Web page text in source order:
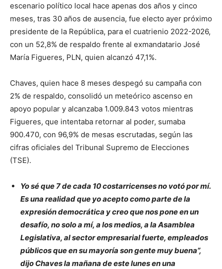
escenario político local hace apenas dos años y cinco
meses, tras 30 años de ausencia, fue electo ayer próximo
presidente de la República, para el cuatrienio 2022-2026,
con un 52,8% de respaldo frente al exmandatario José
María Figueres, PLN, quien alcanzó 47,1%.
Chaves, quien hace 8 meses despegó su campaña con
2% de respaldo, consolidó un meteórico ascenso en
apoyo popular y alcanzaba 1.009.843 votos mientras
Figueres, que intentaba retornar al poder, sumaba
900.470, con 96,9% de mesas escrutadas, según las
cifras oficiales del Tribunal Supremo de Elecciones
(TSE).
Yo sé que 7 de cada 10 costarricenses no votó por mí.
Es una realidad que yo acepto como parte de la
expresión democrática y creo que nos pone en un
desafío, no solo a mí, a los medios, a la Asamblea
Legislativa, al sector empresarial fuerte, empleados
públicos que en su mayoría son gente muy buena”,
dijo Chaves la mañana de este lunes en una